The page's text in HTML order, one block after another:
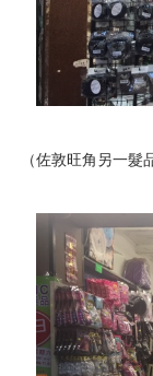
（佐敦旺角另一髮